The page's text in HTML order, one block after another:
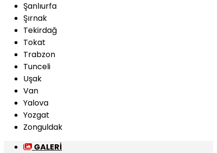
Şanlıurfa
Şırnak
Tekirdağ
Tokat
Trabzon
Tunceli
Uşak
Van
Yalova
Yozgat
Zonguldak
GALERİ